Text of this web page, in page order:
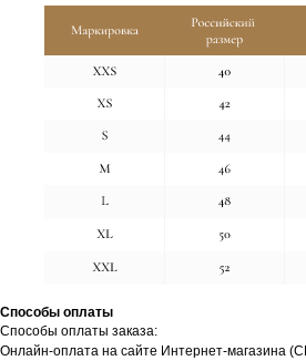
Способы оплаты
Способы оплаты заказа:
Онлайн-оплата на сайте Интернет-магазина